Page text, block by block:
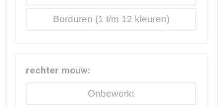
Borduren
rechter mouw:
Onbewerkt